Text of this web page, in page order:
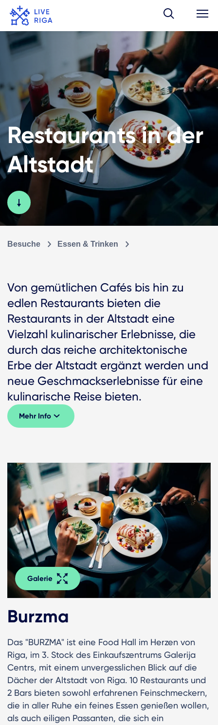
Restaurants in der
Altstadt
Besuche Essen & Trinken
Von gemütlichen Cafés bis hin zu
edlen Restaurants bieten die
Restaurants in der Altstadt eine
Vielzahl kulinarischer Erlebnisse, die
durch das reiche architektonische
Erbe der Altstadt ergänzt werden und
neue Geschmackserlebnisse für eine
kulinarische Reise bieten.
Mehr Info
Galerie
Burzma
Das "BURZMA" ist eine Food Hall im Herzen von
Riga, im 3. Stock des Einkaufszentrums Galerija
Centrs, mit einem unvergesslichen Blick auf die
Dächer der Altstadt von Riga. 10 Restaurants und
2 Bars bieten sowohl erfahrenen Feinschmeckern,
die in aller Ruhe ein feines Essen genießen wollen,
als auch eiligen Passanten, die sich ein